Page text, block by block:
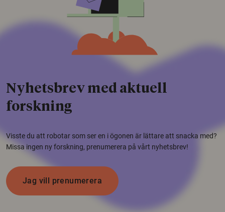
Nyhetsbrev med aktuell
forskning
Visste du att robotar som ser en i ögonen är lättare att snacka med?
Missa ingen ny forskning, prenumerera på vårt nyhetsbrev!
Jag vill prenumerera